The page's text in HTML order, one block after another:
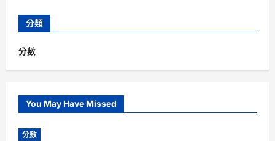
分類
分數
You May Have Missed
分數